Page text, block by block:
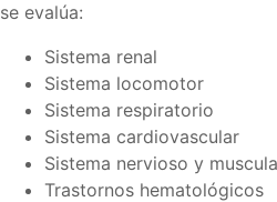
se evalúa:
Sistema renal
Sistema locomotor
Sistema respiratorio
Sistema cardiovascular
Sistema nervioso y
Trastornos hematológicos